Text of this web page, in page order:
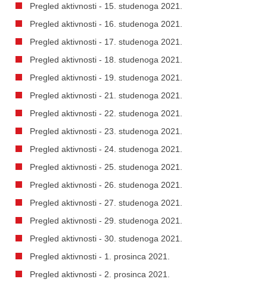
Pregled aktivnosti - 15. studenoga 2021.
Pregled aktivnosti - 16. studenoga 2021.
Pregled aktivnosti - 17. studenoga 2021.
Pregled aktivnosti - 18. studenoga 2021.
Pregled aktivnosti - 19. studenoga 2021.
Pregled aktivnosti - 21. studenoga 2021.
Pregled aktivnosti - 22. studenoga 2021.
Pregled aktivnosti - 23. studenoga 2021.
Pregled aktivnosti - 24. studenoga 2021.
Pregled aktivnosti - 25. studenoga 2021.
Pregled aktivnosti - 26. studenoga 2021.
Pregled aktivnosti - 27. studenoga 2021.
Pregled aktivnosti - 29. studenoga 2021.
Pregled aktivnosti - 30. studenoga 2021.
Pregled aktivnosti - 1. prosinca 2021.
Pregled aktivnosti - 2. prosinca 2021.